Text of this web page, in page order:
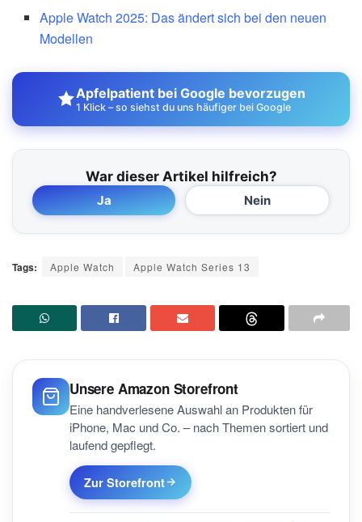
Apple Watch 2025: Das ändert sich bei den neuen
Modellen
Apfelpatient bei Google bevorzugen
1 Klick – so siehst du uns häufiger bei Google
War dieser Artikel hilfreich?
Ja Nein
Tags: Apple Watch Apple Watch Series 13
Unsere Amazon Storefront
Eine handverlesene Auswahl an Produkten für
iPhone, Mac und Co. – nach Themen sortiert und
laufend gepflegt.
Zur Storefront